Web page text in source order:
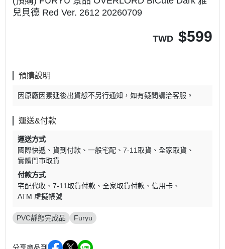
兒貝德 Red Ver. 2612 20260709
TWD $599
預購說明
因原廠因素延後出貨恕不另行通知，如有疑問請洽客服。
運送&付款
運送方式
國際快遞
貨到付款 一般宅配 7-11取貨
全家取貨
實體門市取貨
付款方式
宅配代收
7-11取貨付款 全家取貨付款
信用卡
ATM 虛擬帳號
PVC靜態完成品 Furyu
分享商品到